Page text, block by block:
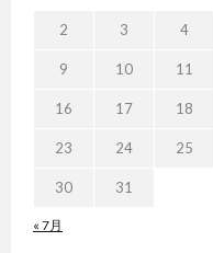
« 7月
2 3 4
9 10 11
16 17 18
23 24 25
30 31